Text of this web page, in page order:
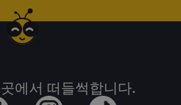
에서 떠들썩합니다.